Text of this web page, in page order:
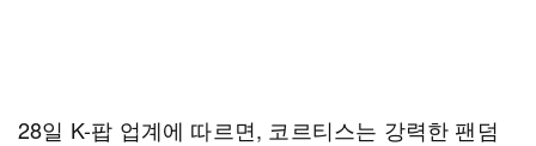
28일 K-팝 업계에 따르면, 코르티스는 강력한 팬덤